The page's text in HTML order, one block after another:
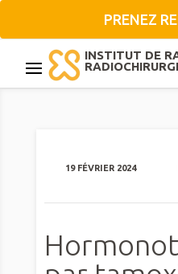
PRENEZ
INSTITUT DE
19 FÉVRIER 2024